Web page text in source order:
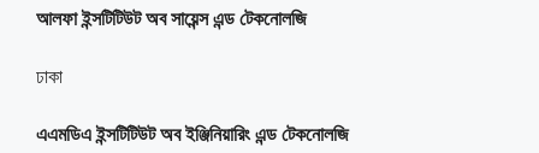
আলফা ইন্সটিটিউট অব সায়েন্স এন্ড টেকনোলজি
ঢাকা
এএমডিএ ইন্সটিটিউট অব ইঞ্জিনিয়ারিং এন্ড টেকনোলজি